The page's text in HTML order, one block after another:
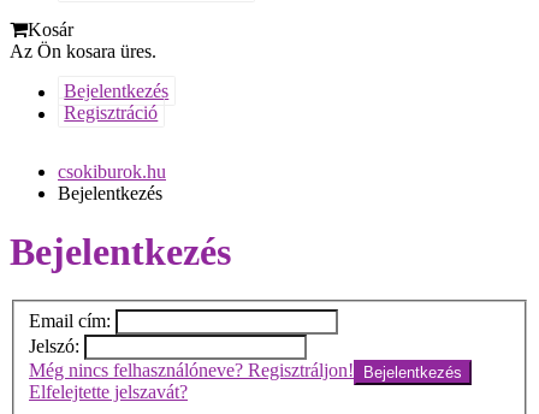
Kosár
Az Ön kosara üres.
Bejelentkezés
Regisztráció
csokiburok.hu
Bejelentkezés
Bejelentkezés
Email cím:
Jelszó:
Még nincs felhasználóneve? Regisztráljon!
Elfelejtette jelszavát?